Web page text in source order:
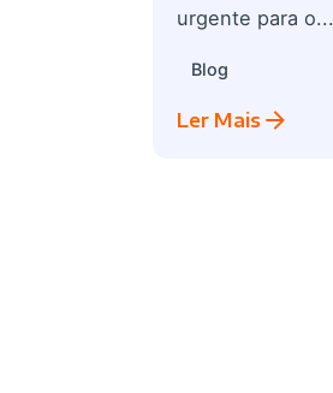
urgente para o...
Blog
Ler Mais